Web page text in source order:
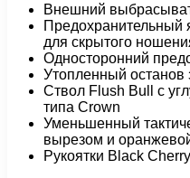
Внешний
Предохранительный
для скрытого
Односторонний
Утопленный останов
Ствол Flush Bull с
типа Crown
Уменьшенный
вырезом и
Рукоятки Black